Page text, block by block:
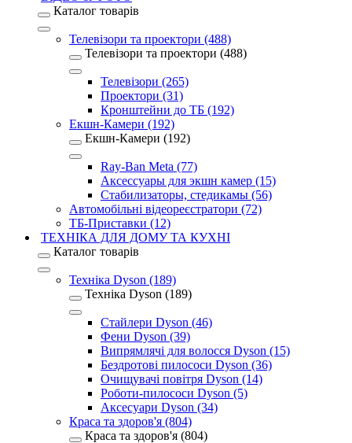
Каталог товарів
Телевізори та проектори (488)
Телевізори та проектори (488)
Телевізори (265)
Проектори (31)
Кронштейни до ТБ (192)
Екшн-Камери (192)
Екшн-Камери (192)
Ray-Ban Meta (77)
Аксессуары для экшн камер (15)
Стабилизаторы, стедикамы (56)
Автомобільні відеореєстратори (72)
ТБ-Приставки (12)
ТЕХНІКА ДЛЯ ДОМУ ТА КУХНІ
Каталог товарів
Техніка Dyson (189)
Техніка Dyson (189)
Стайлери Dyson (46)
Фени Dyson (39)
Випрямлячі для волосся Dyson (15)
Бездротові пилососи Dyson (36)
Очищувачі повітря Dyson (14)
Роботи-пилососи Dyson (5)
Аксесуари Dyson (34)
Краса та здоров'я (804)
Краса та здоров'я (804)